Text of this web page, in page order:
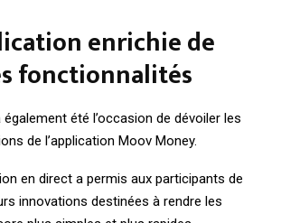
enrichie de
fonctionnalités
été l’occasion de dévoiler les
de l’application Moov Money.
en direct a permis aux participants de
innovations destinées à rendre les